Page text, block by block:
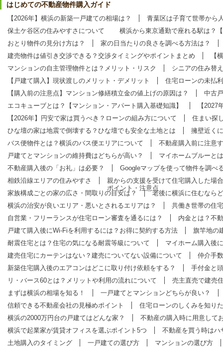
はじめての不動産物件購入ガイド
【2026年】横浜の新築一戸建ての相場は？
青葉区は子育て世帯から
保土ケ谷区の住みやすさについて
横浜から東京通勤で座れる駅は？
おとり物件の見分け方は？
家の日当たりの良さを調べる方法は？
建売物件は値引き交渉できる？交渉タイミングやポイントまとめ
【
マンションの自主管理物件とは？メリット・リスク
シニアの住み替
【戸建て購入】現状渡しのメリット・デメリット
住宅ローンの未払
【購入前の注意点】マンション修繕積立金の値上げの原因は？
中古
エコキューブとは？【マンション・アパート購入基礎知識】
【
【2026年】円安で家は買うべき？ローンの組み方について
住まい探
ひな壇の家は地震で倒壊する？ひな壇でも安全な土地とは
擁壁近く
バス便物件とは？横浜のバス便エリアについて
不動産購入前に注意
戸建てとマンションの維持費はどちらが高い？
マイホームブルーと
不動産購入後の「お礼」は必要？
Googleマップを使って物件を調べ
相鉄沿線エリアの住みやすさ
親からの支援を受けて住宅購入した場
ポイント・注意点
家族構成ごとの家の広さ・間取りの目安は？
老後に横浜に住むなら
横浜の治安が良いエリア・悪いとされるエリアは？
共働き世帯の住
自営業・フリーランスが住宅ローン審査を通るには？
内金とは？不
戸建て購入後にWi-Fiを利用するには？お得に契約する方法
旗竿地の
耐震住宅とは？住宅の気になる耐震等級について
マイホーム購入後
建売住宅にカーテンはない？建売についてない設備について
仲介手
新築住宅購入後のエアコンはどこに取り付け依頼をする？
手付金と
リ・バース60とは？メリットや利用の流れについて
売主直売で建売
まずは横浜の相場を知る！
一戸建てとマンションどちらが良い？
信頼できる不動産会社の見極めポイント
住宅ローンのしくみを知り
横浜の2000万円台の戸建てはどんな家？
不動産の購入時に用意して
横浜で起業家が賃貸オフィスを選ぶポイント5つ
不動産を買う時はハ
土地購入のタイミング
一戸建ての選び方
マンションの選び方